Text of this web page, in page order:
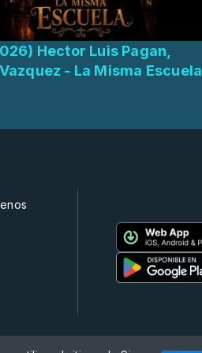
Hector Luis Pagan,
- La Misma Escuela